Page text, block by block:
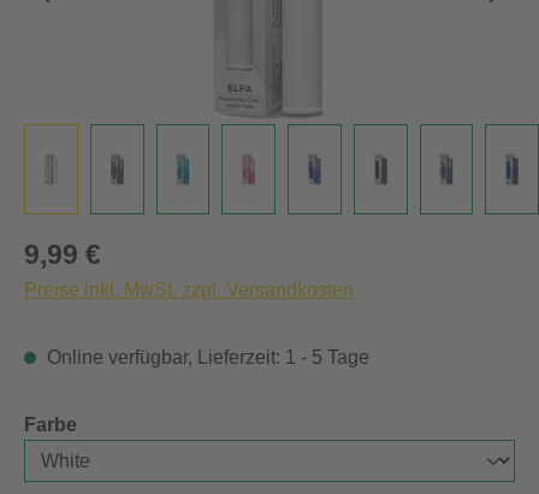
Regulärer Preis:
9,99 €
Preise inkl. MwSt. zzgl. Versandkosten
Online verfügbar, Lieferzeit: 1 - 5 Tage
Farbe